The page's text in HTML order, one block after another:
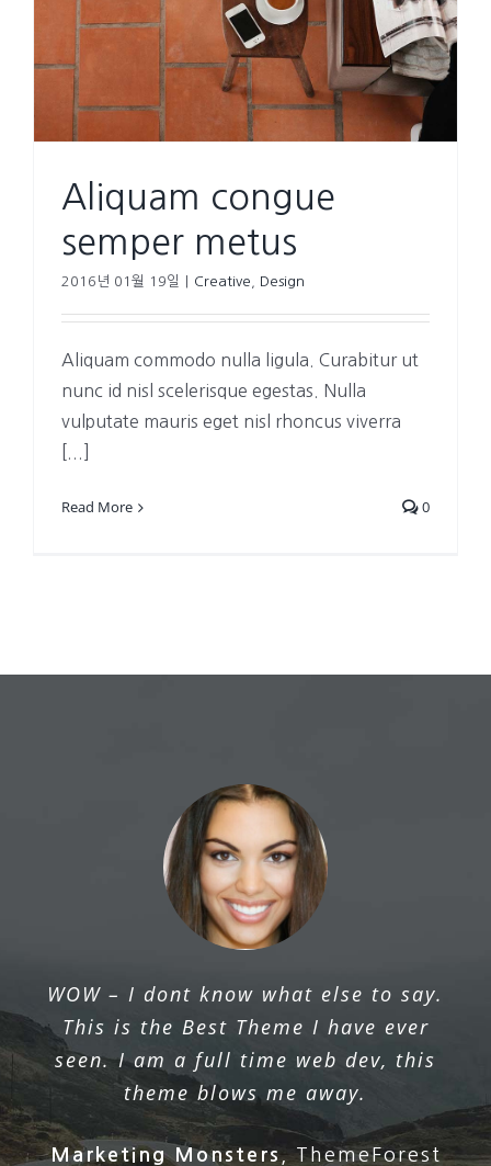
Aliquam congue
semper metus
2016년 01월 19일 Creative Design
Aliquam commodo nulla ligula. Curabitur ut
nunc id nisl scelerisque egestas. Nulla
vulputate mauris eget nisl rhoncus viverra
Read More 0
WOW – I dont know what else to say.
This is the Best Theme I have ever
seen. I am a full time web dev, this
theme blows me away.
Marketing Monsters,ThemeForest
The ThemeFusion team provides
excellent support, listens to their users
& continually works to improve their
product.
Stephen Cronin,Envato Quality Team